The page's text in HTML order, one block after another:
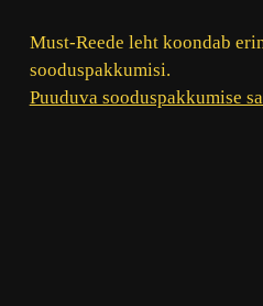
Must-Reede leht koondab
sooduspakkumisi.
Puuduva sooduspakkumise